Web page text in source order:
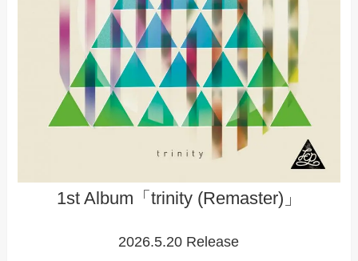
1st Album「trinity (Remaster)」
2026.5.20 Release